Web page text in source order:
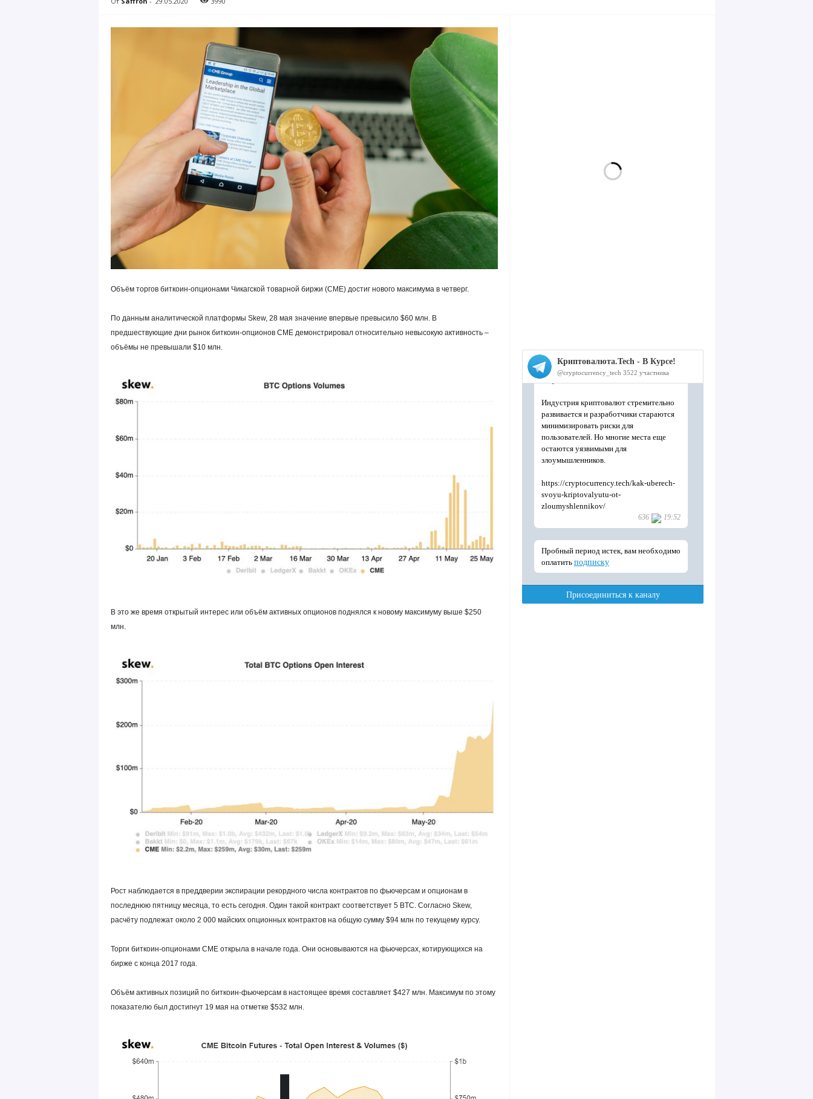
Объём торгов биткоин-опционами Чикагской товарной биржи (CME) достиг нового максимума в четверг.
По данным аналитической платформы Skew, 28 мая значение впервые превысило $60 млн. В
предшествующие дни рынок биткоин-опционов CME демонстрировал относительно невысокую активность –
объёмы не превышали $10 млн.
В это же время открытый интерес или объём активных опционов поднялся к новому максимуму выше $250
млн.
Рост наблюдается в преддверии экспирации рекордного числа контрактов по фьючерсам и опционам в
последнюю пятницу месяца, то есть сегодня. Один такой контракт соответствует 5 BTC. Согласно Skew,
расчёту подлежат около 2 000 майских опционных контрактов на общую сумму $94 млн по текущему курсу.
Торги биткоин-опционами CME открыла в начале года. Они основываются на фьючерсах, котирующихся на
бирже с конца 2017 года.
Объём активных позиций по биткоин-фьючерсам в настоящее время составляет $427 млн. Максимум по этому
показателю был достигнут 19 мая на отметке $532 млн.